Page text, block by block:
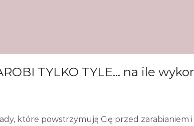
TYLKO TYLE… na ile
które powstrzymują Cię przed